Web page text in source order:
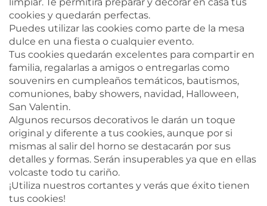
cookies y quedarán perfectas.
Puedes utilizar las cookies como parte de la mesa
dulce en una fiesta o cualquier evento.
Tus cookies quedarán excelentes para compartir en
familia, regalarlas a amigos o entregarlas como
souvenirs en cumpleaños temáticos, bautismos,
comuniones, baby showers, navidad, Halloween,
San Valentin.
Algunos recursos decorativos le darán un toque
original y diferente a tus cookies, aunque por si
mismas al salir del horno se destacarán por sus
detalles y formas. Serán insuperables ya que en ellas
volcaste todo tu cariño.
¡Utiliza nuestros cortantes y verás que éxito tienen
tus cookies!